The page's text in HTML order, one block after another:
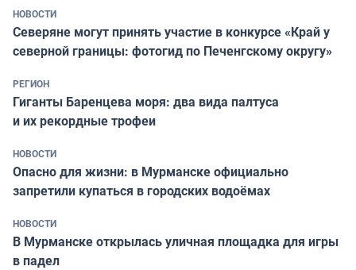
НОВОСТИ
Северяне могут принять участие в конкурсе «Край у
северной границы: фотогид по Печенгскому округу»
РЕГИОН
Гиганты Баренцева моря: два вида палтуса
и их рекордные трофеи
НОВОСТИ
Опасно для жизни: в Мурманске официально
запретили купаться в городских водоёмах
НОВОСТИ
В Мурманске открылась уличная площадка для игры
в падел